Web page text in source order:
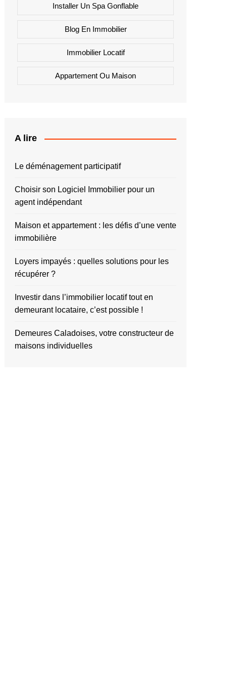
Installer Un Spa Gonflable
Blog En Immobilier
Immobilier Locatif
Appartement Ou Maison
A lire
Le déménagement participatif
Choisir son Logiciel Immobilier pour un
agent indépendant
Maison et appartement : les défis d’une vente
immobilière
Loyers impayés : quelles solutions pour les
récupérer ?
Investir dans l’immobilier locatif tout en
demeurant locataire, c’est possible !
Demeures Caladoises, votre constructeur de
maisons individuelles